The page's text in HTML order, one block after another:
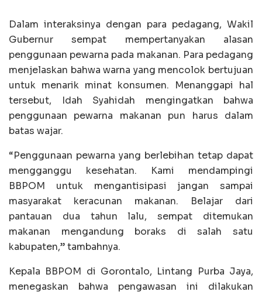
Dalam interaksinya dengan para pedagang, Wakil
Gubernur sempat mempertanyakan alasan
penggunaan pewarna pada makanan. Para pedagang
menjelaskan bahwa warna yang mencolok bertujuan
untuk menarik minat konsumen. Menanggapi hal
tersebut, Idah Syahidah mengingatkan bahwa
penggunaan pewarna makanan pun harus dalam
batas wajar.
“Penggunaan pewarna yang berlebihan tetap dapat
mengganggu kesehatan. Kami mendampingi
BBPOM untuk mengantisipasi jangan sampai
masyarakat keracunan makanan. Belajar dari
pantauan dua tahun lalu, sempat ditemukan
makanan mengandung boraks di salah satu
kabupaten,” tambahnya.
Kepala BBPOM di Gorontalo, Lintang Purba Jaya,
menegaskan bahwa pengawasan ini dilakukan